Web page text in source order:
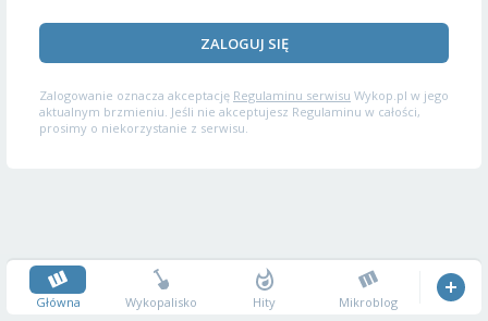
ZALOGUJ SIĘ
Zalogowanie oznacza akceptację Regulaminu serwisu Wykop.pl w jego
aktualnym brzmieniu. Jeśli nie akceptujesz Regulaminu w całości,
prosimy o niekorzystanie z serwisu.
Główna Wykopalisko Hity Mikroblog